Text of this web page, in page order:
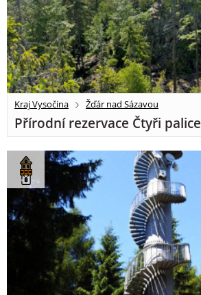
Kraj Vysočina Žďár nad Sázavou
Přírodní rezervace Čtyři palice